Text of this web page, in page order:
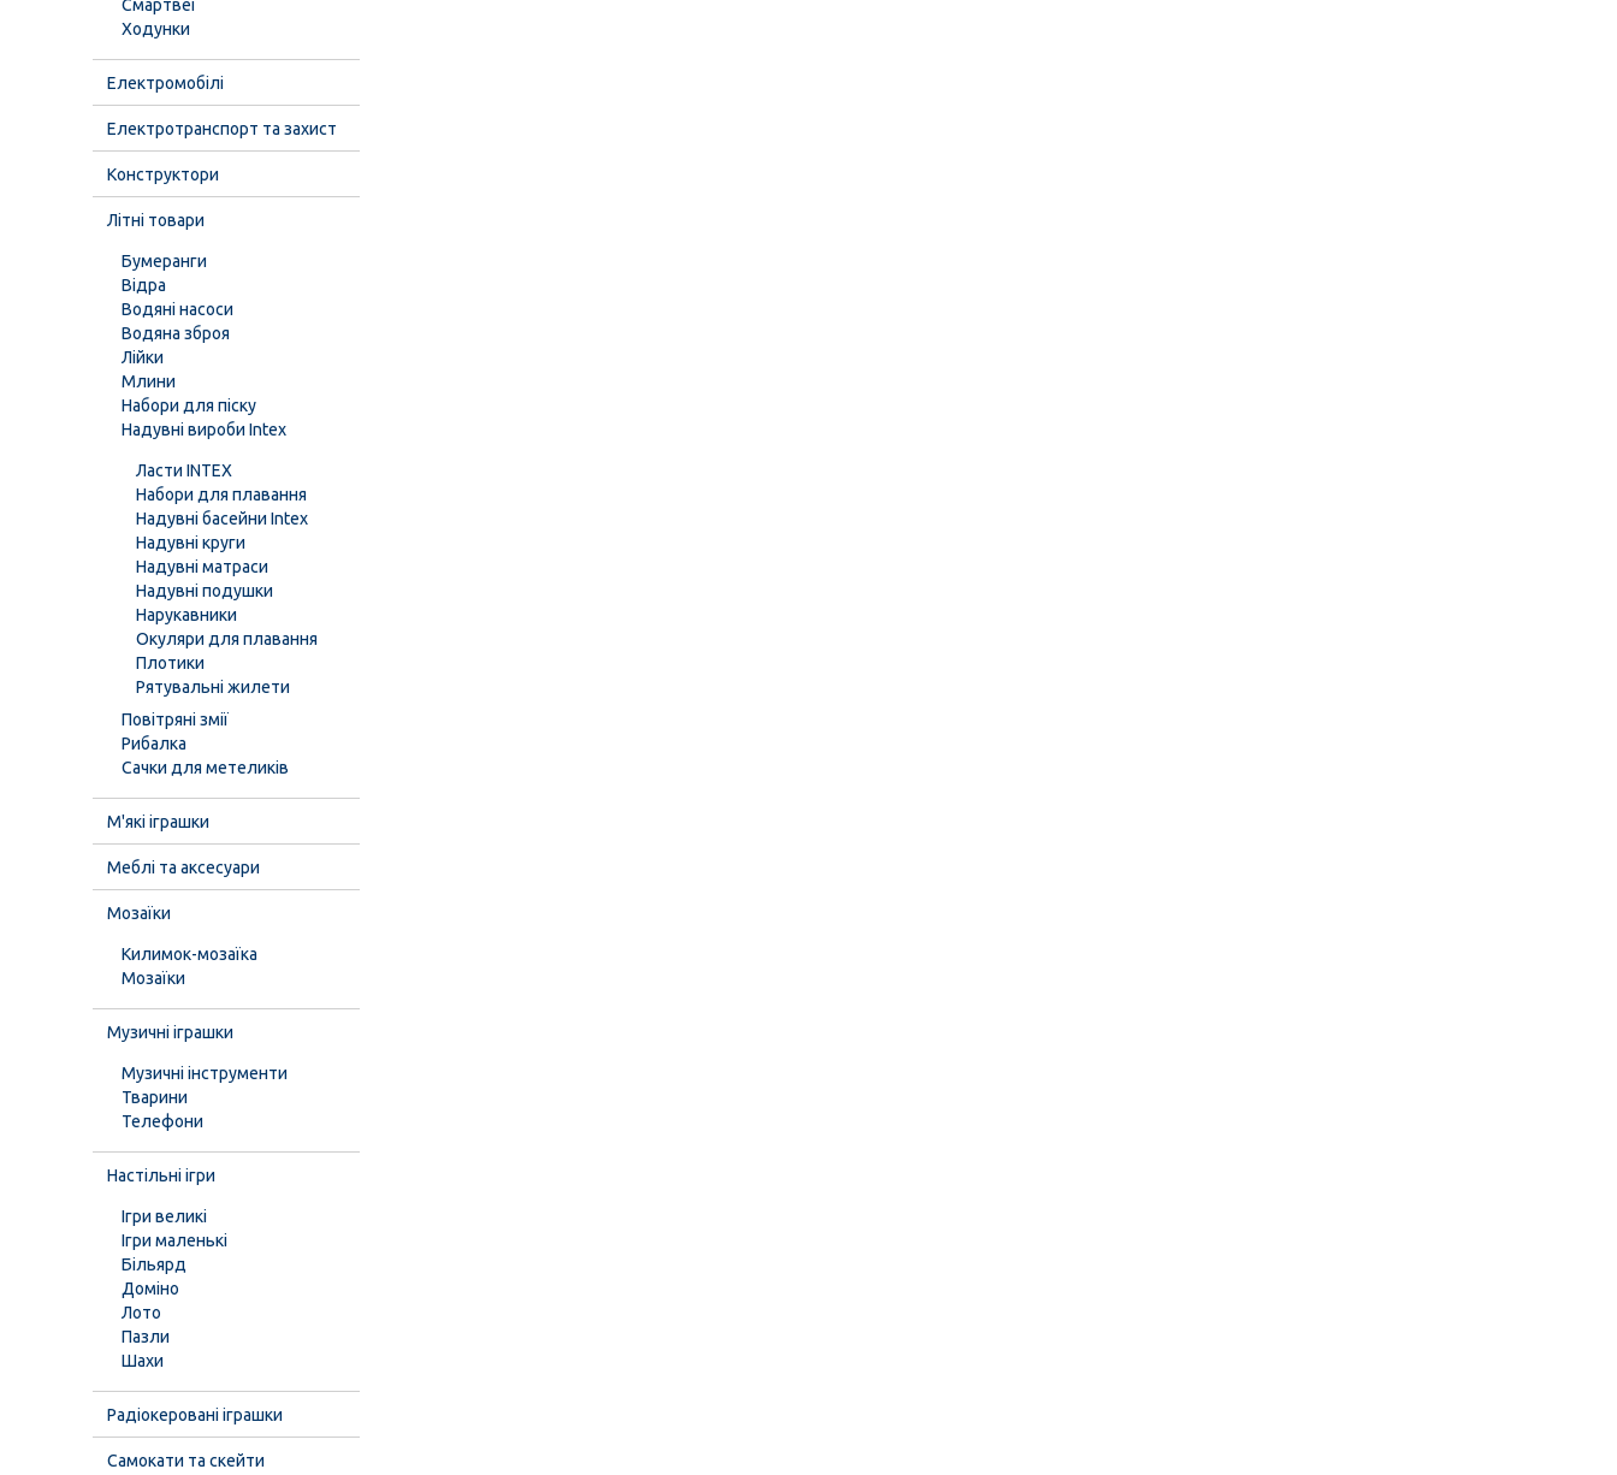
Смартвеї
Ходунки
Електромобілі
Електротранспорт та захист
Конструктори
Літні товари
Бумеранги
Відра
Водяні насоси
Водяна зброя
Лійки
Млини
Набори для піску
Надувні вироби Intex
Ласти INTEX
Набори для плавання
Надувні басейни Intex
Надувні круги
Надувні матраси
Надувні подушки
Нарукавники
Окуляри для плавання
Плотики
Рятувальні жилети
Повітряні змії
Рибалка
Сачки для метеликів
М'які іграшки
Меблі та аксесуари
Мозаїки
Килимок-мозаїка
Мозаїки
Музичні іграшки
Музичні інструменти
Тварини
Телефони
Настільні ігри
Ігри великі
Ігри маленькі
Більярд
Доміно
Лото
Пазли
Шахи
Радіокеровані іграшки
Самокати та скейти